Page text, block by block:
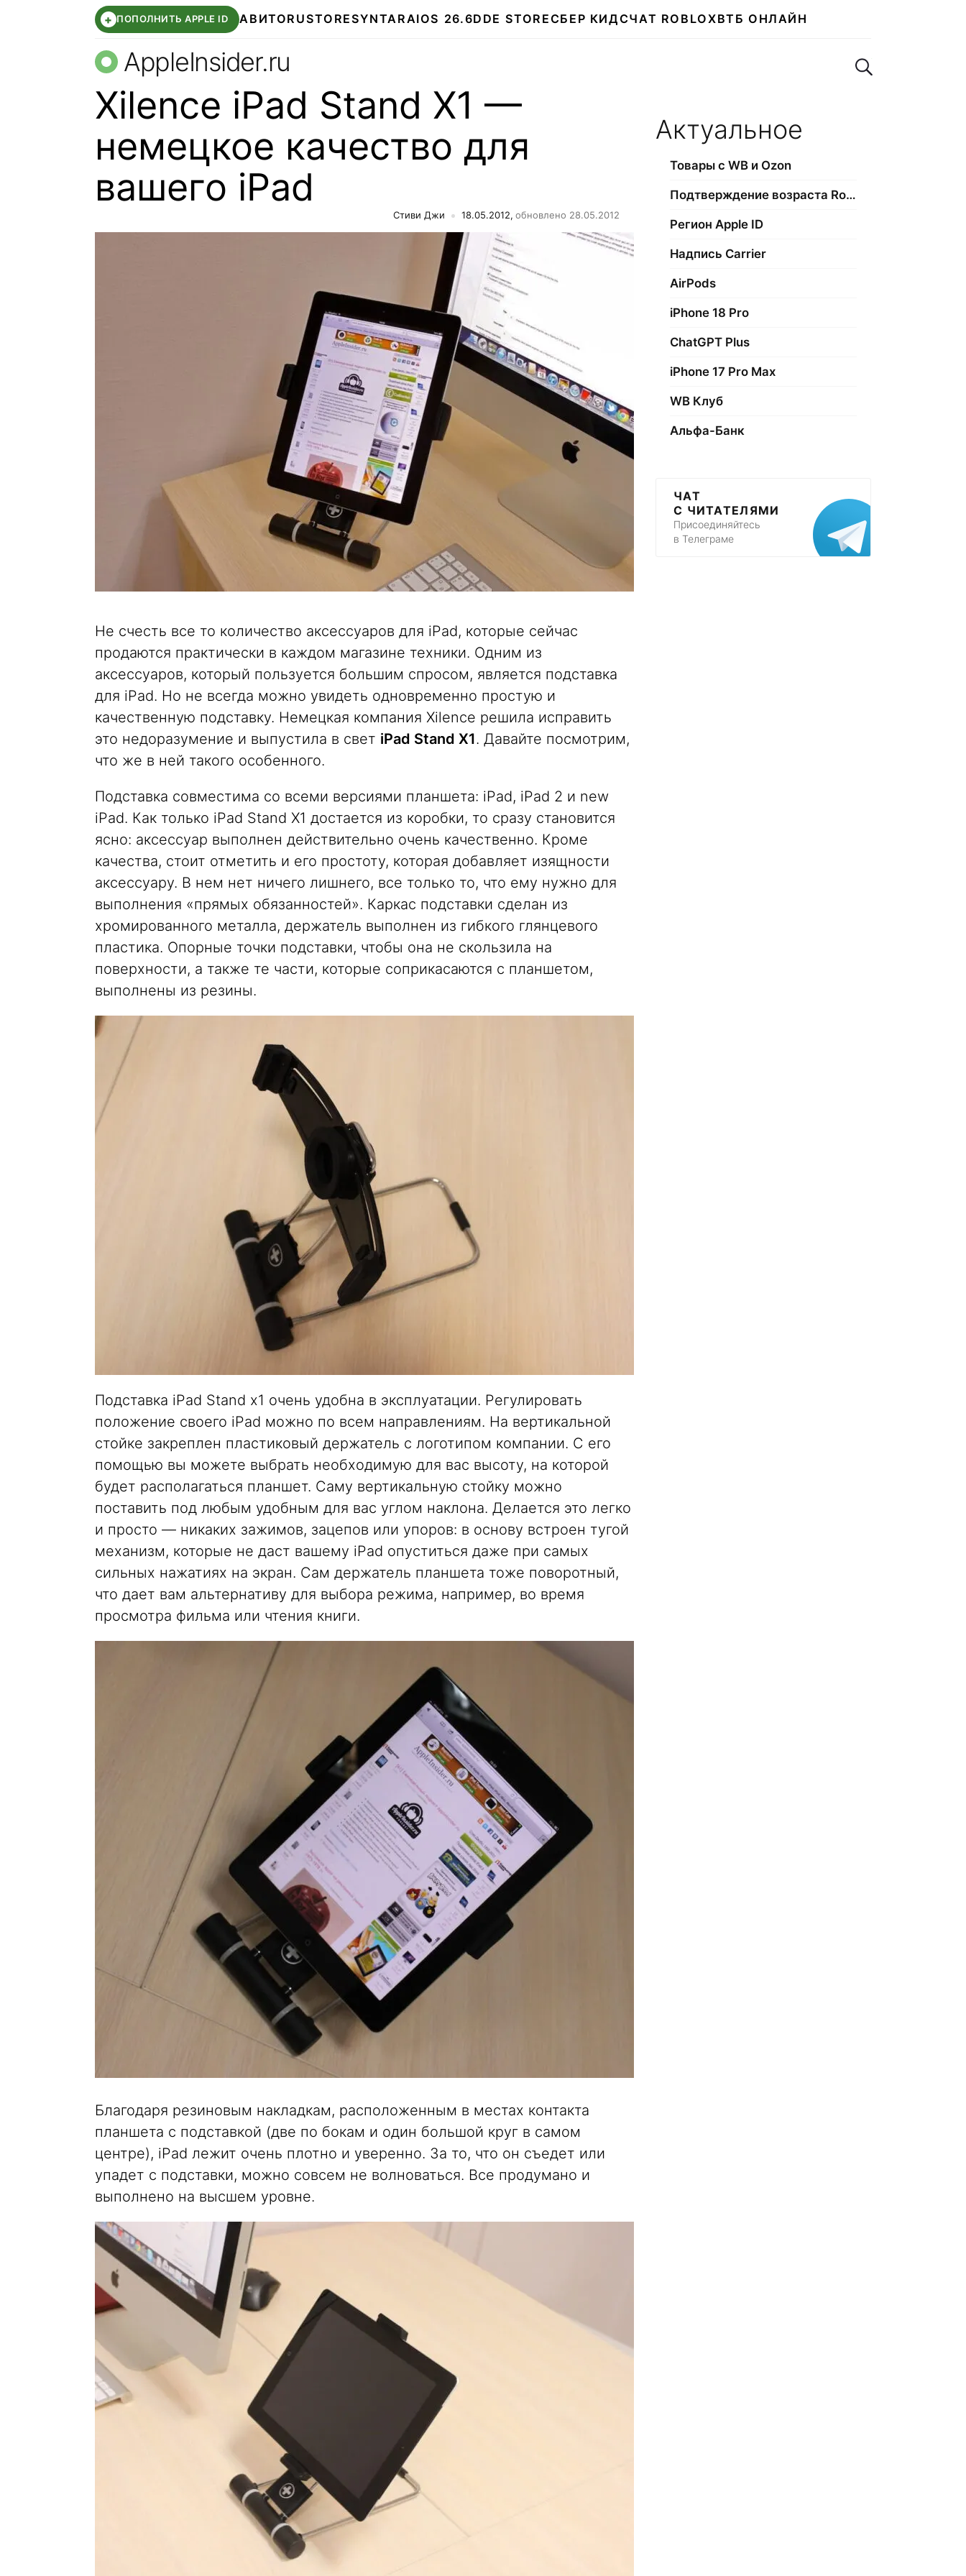
+ ПОПОЛНИТЬ APPLE ID АВИТОRUSTORESYNTARAIOS 26.6DDE STORE СБЕР КИДСЧАТ ROBLOXВТБ ОНЛАЙН
AppleInsider.ru Поиск по сайту
Xilence iPad Stand X1 —
немецкое качество для
вашего iPad
Стиви Джи 18.05.2012, обновлено 28.05.2012
Не счесть все то количество аксессуаров для iPad, которые сейчас
продаются практически в каждом магазине техники. Одним из
аксессуаров, который пользуется большим спросом, является подставка
для iPad. Но не всегда можно увидеть одновременно простую и
качественную подставку. Немецкая компания Xilence решила исправить
это недоразумение и выпустила в свет iPad Stand X1. Давайте посмотрим,
что же в ней такого особенного.
Подставка совместима со всеми версиями планшета: iPad, iPad 2 и new
iPad. Как только iPad Stand X1 достается из коробки, то сразу становится
ясно: аксессуар выполнен действительно очень качественно. Кроме
качества, стоит отметить и его простоту, которая добавляет изящности
аксессуару. В нем нет ничего лишнего, все только то, что ему нужно для
выполнения «прямых обязанностей». Каркас подставки сделан из
хромированного металла, держатель выполнен из гибкого глянцевого
пластика. Опорные точки подставки, чтобы она не скользила на
поверхности, а также те части, которые соприкасаются с планшетом,
выполнены из резины.
Подставка iPad Stand x1 очень удобна в эксплуатации. Регулировать
положение своего iPad можно по всем направлениям. На вертикальной
стойке закреплен пластиковый держатель с логотипом компании. С его
помощью вы можете выбрать необходимую для вас высоту, на которой
будет располагаться планшет. Саму вертикальную стойку можно
поставить под любым удобным для вас углом наклона. Делается это легко
и просто — никаких зажимов, зацепов или упоров: в основу встроен тугой
механизм, которые не даст вашему iPad опуститься даже при самых
сильных нажатиях на экран. Сам держатель планшета тоже поворотный,
что дает вам альтернативу для выбора режима, например, во время
просмотра фильма или чтения книги.
Благодаря резиновым накладкам, расположенным в местах контакта
планшета с подставкой (две по бокам и один большой круг в самом
центре), iPad лежит очень плотно и уверенно. За то, что он съедет или
упадет с подставки, можно совсем не волноваться. Все продумано и
выполнено на высшем уровне.
Актуальное
Товары с WB и Ozon
Подтверждение возраста Roblox
Регион Apple ID
Надпись Carrier
AirPods
iPhone 18 Pro
ChatGPT Plus
iPhone 17 Pro Max
WB Клуб
Альфа-Банк
ЧАТ
С ЧИТАТЕЛЯМИ
Присоединяйтесь
в Телеграме